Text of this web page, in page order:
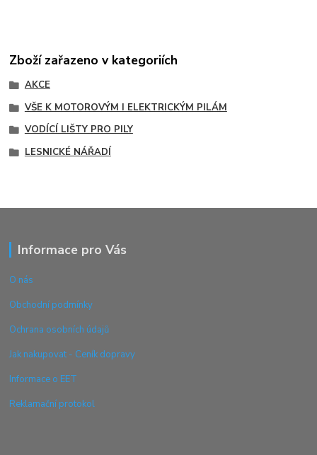
Zboží zařazeno v kategoriích
AKCE
VŠE K MOTOROVÝM I ELEKTRICKÝM PILÁM
VODÍCÍ LIŠTY PRO PILY
LESNICKÉ NÁŘADÍ
Informace pro Vás
O nás
Obchodní podmínky
Ochrana osobních údajů
Jak nakupovat - Ceník dopravy
Informace o EET
Reklamační protokol